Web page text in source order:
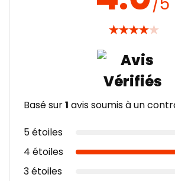
★★★★★
Basé sur1 avis soumis à un
5 étoiles
4 étoiles
3 étoiles